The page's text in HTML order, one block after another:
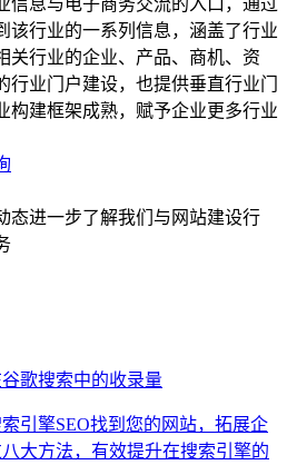
信息与电子商务交流的入口，通过
该行业的一系列信息，涵盖了行业
关行业的企业、产品、商机、资
业门户建设，也提供垂直行业门
构建框架成熟，赋予企业更多行业
态进一步了解我们与网站建设行
歌搜索中的收录量
引擎SEO找到您的网站，拓展企
大方法，有效提升在搜索引擎的